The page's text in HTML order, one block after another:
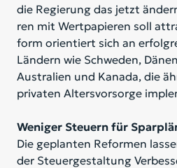
die Re­gie­rung das jetzt
ren mit Wert­pa­pie­ren soll
form ori­en­tiert sich an
Län­dern wie Schwe­den,
Aus­tra­li­en und Ka­na­da, die
pri­va­ten Al­ters­vor­sor­ge
Weniger Steuern für
Die ge­plan­ten Re­for­men
der Steu­er­ge­stal­tung